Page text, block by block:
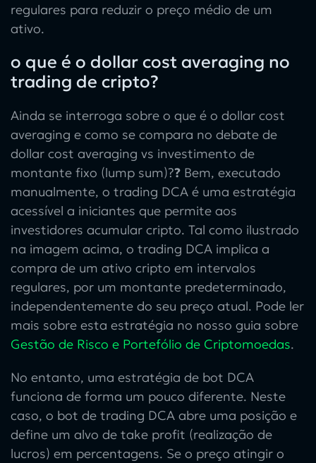
regulares para reduzir o preço médio de um
ativo.
o que é o dollar cost averaging no
trading de cripto?
Ainda se interroga sobre o que é o dollar cost
averaging e como se compara no debate de
dollar cost averaging vs investimento de
montante fixo (lump sum)?? Bem, executado
manualmente, o trading DCA é uma estratégia
acessível a iniciantes que permite aos
investidores acumular cripto. Tal como ilustrado
na imagem acima, o trading DCA implica a
compra de um ativo cripto em intervalos
regulares, por um montante predeterminado,
independentemente do seu preço atual. Pode ler
mais sobre esta estratégia no nosso guia sobre
Gestão de Risco e Portefólio de Criptomoedas.
No entanto, uma estratégia de bot DCA
funciona de forma um pouco diferente. Neste
caso, o bot de trading DCA abre uma posição e
define um alvo de take profit (realização de
lucros) em percentagens. Se o preço atingir o